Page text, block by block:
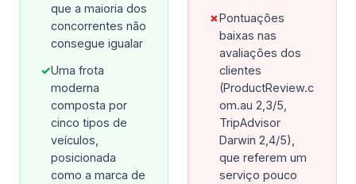
que a maioria dos
concorrentes não
consegue igualar
✓Uma frota
moderna
composta por
cinco tipos de
veículos,
posicionada
como a marca de
✗Pontuações
baixas nas
avaliações dos
clientes
(ProductReview.c
om.au 2,3/5,
TripAdvisor
Darwin 2,4/5),
que referem um
serviço pouco